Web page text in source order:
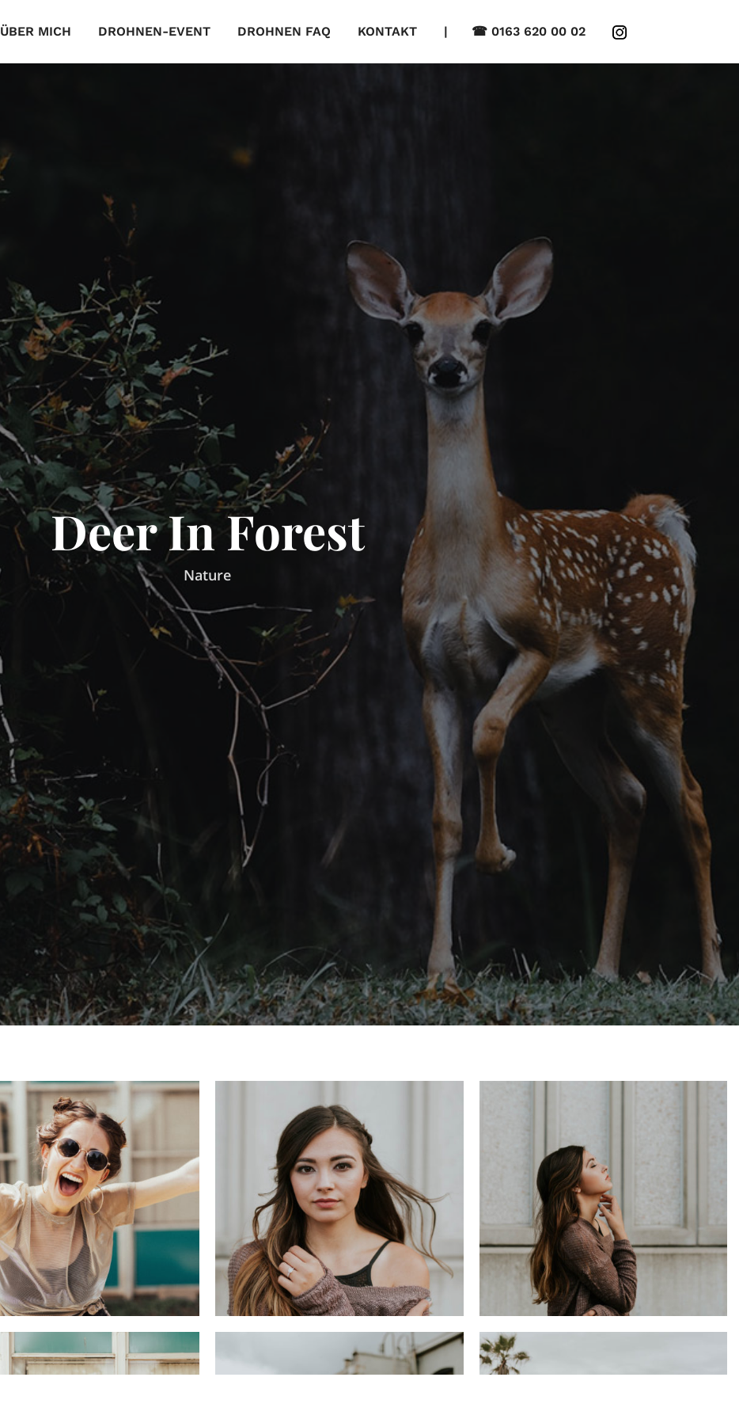
ÜBER MICH DROHNEN-EVENT DROHNEN FAQ KONTAKT | ☎ 0163 620 00 02
Deer In Forest
Nature